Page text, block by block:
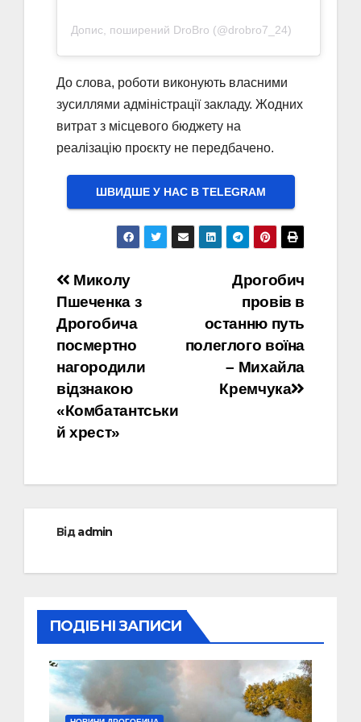
Допис, поширений DroBro (@drobro7_24)
До слова, роботи виконують власними
зусиллями адміністрації закладу. Жодних
витрат з місцевого бюджету на
реалізацію проєкту не передбачено.
ШВИДШЕ У НАС В ТELEGRAM
Навігація
записів
Дрогобич
провів в
останню путь
полеглого воїна
– Михайла
Кремчука
Миколу
Пшеченка з
Дрогобича
посмертно
нагородили
відзнакою
«Комбатантськи
й хрест»
Відadmin
ПОДІБНІ ЗАПИСИ